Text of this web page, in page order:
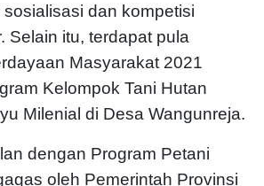
dan kompetisi
Selain itu, terdapat pula
Masyarakat 2021
Kelompok Tani Hutan
Milenial di Desa Wangunreja.
dengan Program Petani
oleh Pemerintah Provinsi